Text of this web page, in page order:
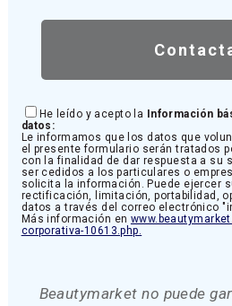
He leído y acepto la Información
datos:
Le informamos que los datos que
el presente formulario serán tratados
con la finalidad de dar respuesta a su
ser cedidos a los particulares o
solicita la información. Puede ejercer
rectificación, limitación, portabilidad,
datos a través del correo electrónico
Más información en
corporativa-10613.php.
Beautymarket no puede